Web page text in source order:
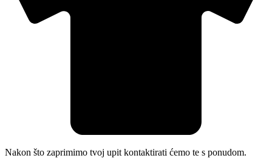
Nakon što zaprimimo tvoj upit kontaktirati ćemo te s ponudom.